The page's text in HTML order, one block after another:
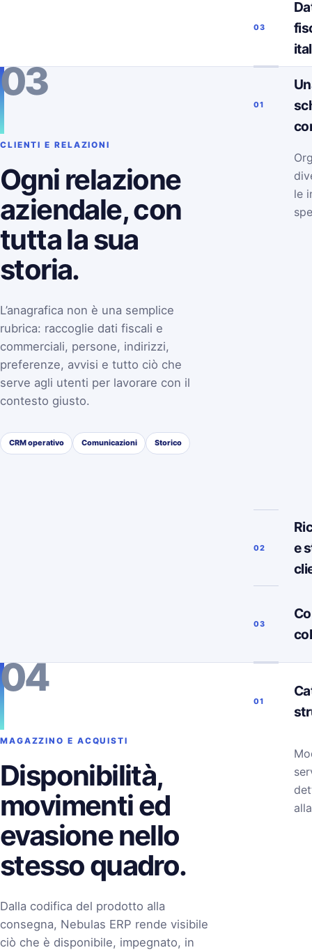
03
03
CLIENTI E RELAZIONI
Ogni relazione
aziendale, con
tutta la sua
storia.
L’anagrafica non è una semplice
rubrica: raccoglie dati fiscali e
commerciali, persone, indirizzi,
preferenze, avvisi e tutto ciò che
serve agli utenti per lavorare con il
contesto giusto.
CRM operativo Comunicazioni Storico
01
le
02
e
03
04
MAGAZZINO E ACQUISTI
Disponibilità,
movimenti ed
evasione nello
stesso quadro.
Dalla codifica del prodotto alla
consegna, Nebulas ERP rende visibile
ciò che è disponibile, impegnato, in
01